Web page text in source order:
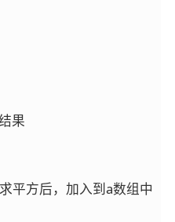
果
求平方后，加入到a数组中